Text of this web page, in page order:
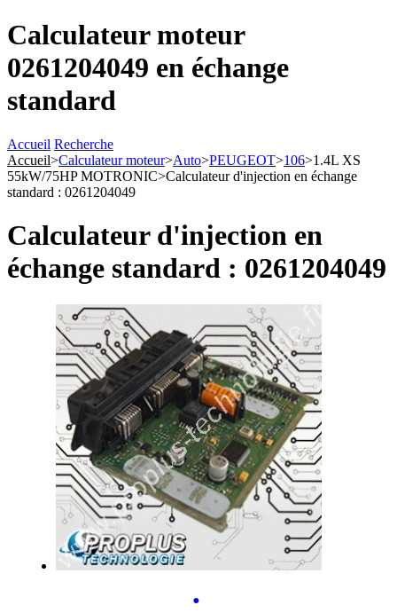
Calculateur moteur
0261204049 en échange
standard
Accueil Recherche
Accueil>Calculateur moteur>Auto>PEUGEOT>106>1.4L XS
55kW/75HP MOTRONIC>Calculateur d'injection en échange
standard : 0261204049
Calculateur d'injection en
échange standard : 0261204049
•